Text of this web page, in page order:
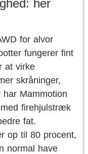
her
for alvor
fungerer fint
at virke
skråninger,
Mammotion
firehjulstræk
fat.
op til 80 procent,
normal have